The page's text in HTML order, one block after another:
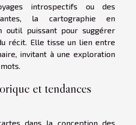
introspectifs ou des
la cartographie en
outil puissant pour suggérer
récit. Elle tisse un lien entre
invitant à une exploration
et tendances
dans la conception des